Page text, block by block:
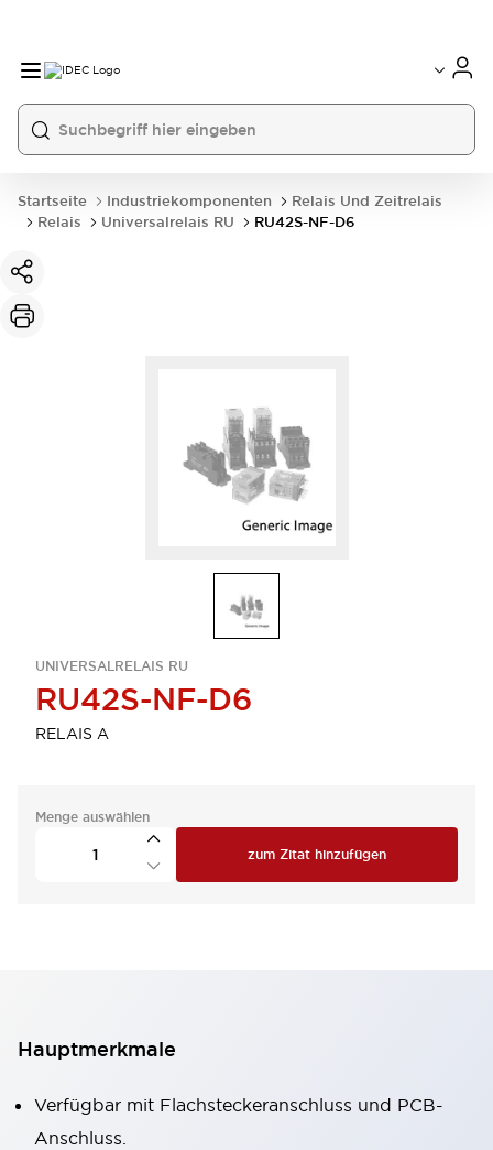
Startseite Industriekomponenten
Relais Und Zeitrelais
Relais
Universalrelais RU RU42S-NF-D6
UNIVERSALRELAIS RU
RU42S-NF-D6
RELAIS A
Menge auswählen
zum Zitat hinzufügen
Hauptmerkmale
Verfügbar mit Flachsteckeranschluss und PCB-
Anschluss.